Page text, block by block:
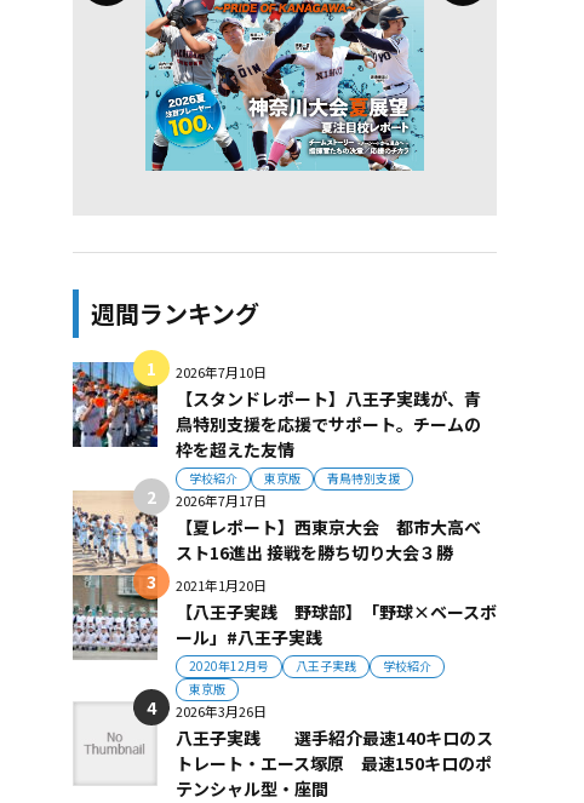
週間ランキング
2026年7月10日
【スタンドレポート】八王子実践が、青
鳥特別支援を応援でサポート。チームの
枠を超えた友情
学校紹介 東京版 青鳥特別支援
2026年7月17日
【夏レポート】西東京大会 都市大高ベ
スト16進出 接戦を勝ち切り大会３勝
2021年1月20日
【八王子実践 野球部】「野球×ベースボ
ール」#八王子実践
2020年12月号 八王子実践
学校紹介
東京版
2026年3月26日
八王子実践 選手紹介最速140キロのス
トレート・エース塚原 最速150キロのポ
テンシャル型・座間